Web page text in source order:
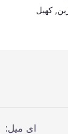
,کھیل
ای میل: